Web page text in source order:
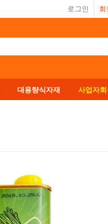
로그인
대용량식자재 사업자